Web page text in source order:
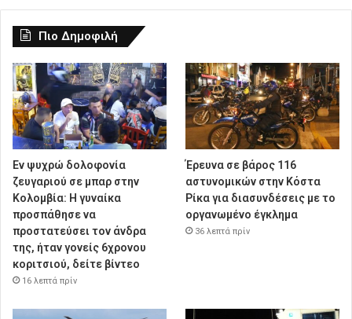
Πιο Δημοφιλή
Εν ψυχρώ δολοφονία
ζευγαριού σε μπαρ στην
Κολομβία: Η γυναίκα
προσπάθησε να
προστατεύσει τον άνδρα
της, ήταν γονείς 6χρονου
κοριτσιού, δείτε βίντεο
16 λεπτά πρίν
Έρευνα σε βάρος 116
αστυνομικών στην Κόστα
Ρίκα για διασυνδέσεις με το
οργανωμένο έγκλημα
36 λεπτά πρίν